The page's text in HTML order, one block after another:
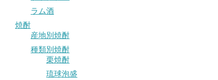
ラム酒
焼酎
産地別焼酎
種類別焼酎
栗焼酎
琉球泡盛